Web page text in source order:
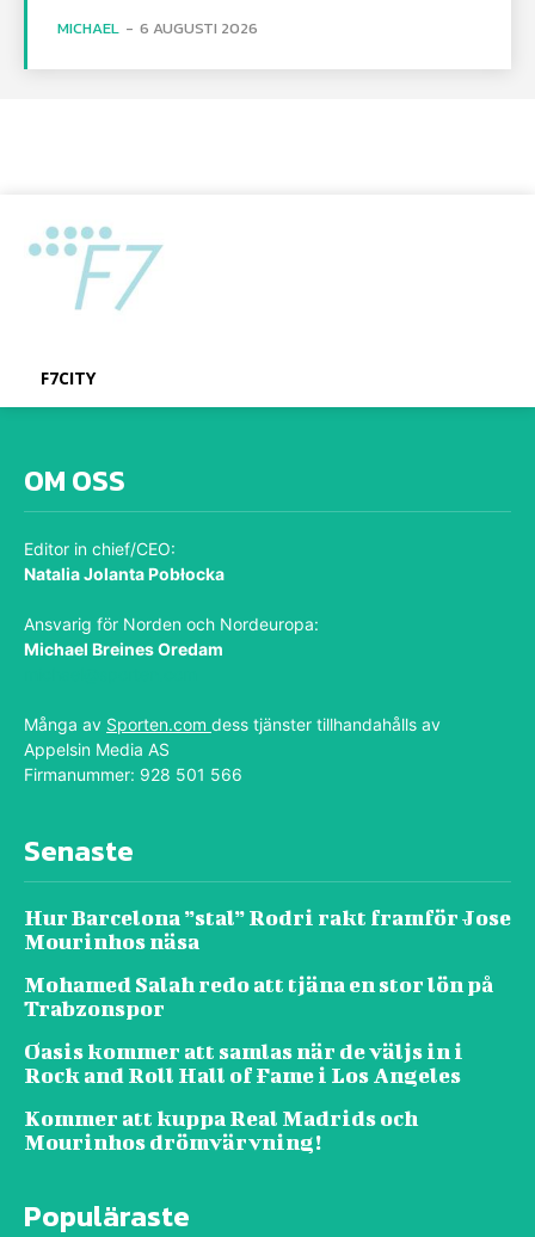
MICHAEL - 6 AUGUSTI 2026
F7CITY
OM OSS
Editor in chief/CEO:
Natalia Jolanta Pobłocka
Ansvarig för Norden och Nordeuropa:
Michael Breines Oredam
Många av Sporten.com dess tjänster tillhandahålls av
Appelsin Media AS
Firmanummer: 928 501 566
Senaste
Hur Barcelona ”stal” Rodri rakt framför Jose
Mourinhos näsa
Mohamed Salah redo att tjäna en stor lön på
Trabzonspor
Oasis kommer att samlas när de väljs in i
Rock and Roll Hall of Fame i Los Angeles
Kommer att kuppa Real Madrids och
Mourinhos drömvärvning!
Populäraste